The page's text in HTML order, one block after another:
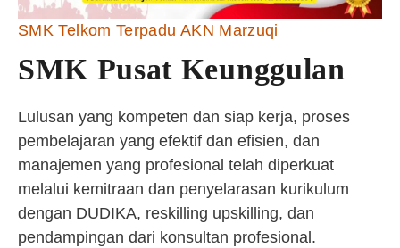
SMK Telkom Terpadu AKN Marzuqi
SMK Pusat Keunggulan
Lulusan yang kompeten dan siap kerja, proses
pembelajaran yang efektif dan efisien, dan
manajemen yang profesional telah diperkuat
melalui kemitraan dan penyelarasan kurikulum
dengan DUDIKA, reskilling upskilling, dan
pendampingan dari konsultan profesional.